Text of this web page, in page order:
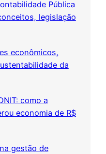
Pública
legislação
econômicos,
da
como a
economia de R$
gestão de